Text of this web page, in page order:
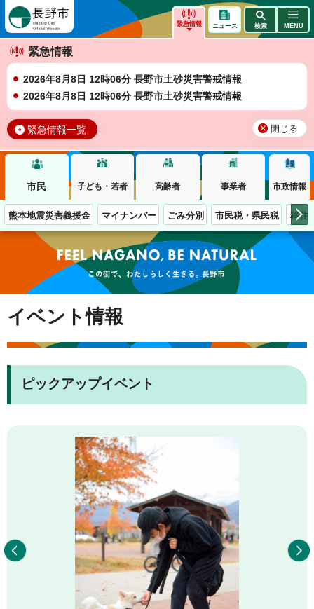
緊急情報
緊急情報
2026年8月8日 12時06分 長野市土砂災害警戒情報
2026年8月8日 12時06分 長野市土砂災害警戒情報
緊急情報一覧 閉じる
ニュース 検索 MENU
市民 子ども・若者 高齢者 事業者 市政情報
熊本地震災害義援金 マイナンバー ごみ分別 市民税・県民税 移住
この街で、わたしらしく生きる。長野市
イベント情報
ピックアップイベント